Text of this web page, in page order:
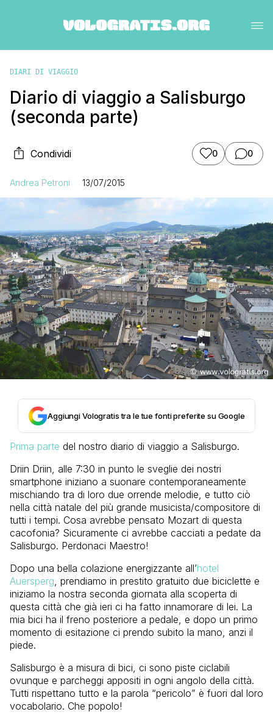
DIARI DI VIAGGIO
Diario di viaggio a Salisburgo
(seconda parte)
Condividi 0 0
Andrea Petroni 13/07/2015
Aggiungi Vologratis tra le tue fonti preferite su Google
Prima parte del nostro diario di viaggio a Salisburgo.
Driin Driin, alle 7:30 in punto le sveglie dei nostri
smartphone iniziano a suonare contemporaneamente
mischiando tra di loro due orrende melodie, e tutto ciò
nella città natale del più grande musicista/compositore di
tutti i tempi. Cosa avrebbe pensato Mozart di questa
cacofonia? Sicuramente ci avrebbe cacciati a pedate da
Salisburgo. Perdonaci Maestro!
Dopo una bella colazione energizzante all’hotel
Auersperg , prendiamo in prestito gratuito due biciclette e
iniziamo la nostra seconda giornata alla scoperta di
questa città che già ieri ci ha fatto innamorare di lei. La
mia bici ha il freno posteriore a pedale, e dopo un primo
momento di esitazione ci prendo subito la mano, anzi il
piede.
Salisburgo è a misura di bici, ci sono piste ciclabili
ovunque e parcheggi appositi in ogni angolo della città.
Tutti rispettano tutto e la parola “pericolo” è fuori dal loro
vocabolario. Che popolo!